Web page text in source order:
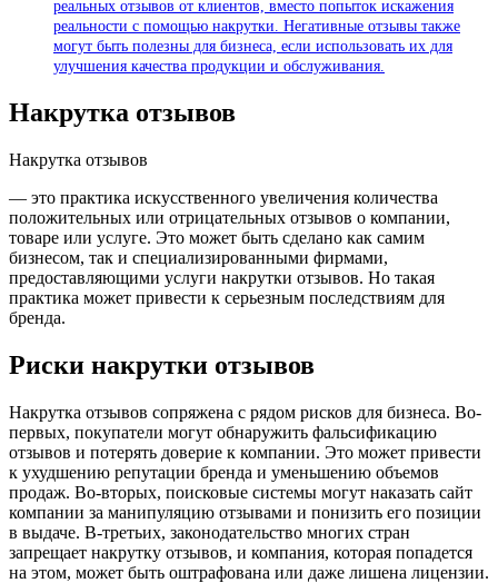
реальных отзывов от клиентов, вместо попыток искажения
реальности с помощью накрутки. Негативные отзывы также
могут быть полезны для бизнеса, если использовать их для
улучшения качества продукции и обслуживания.
Накрутка отзывов
Накрутка отзывов
— это практика искусственного увеличения количества
положительных или отрицательных отзывов о компании,
товаре или услуге. Это может быть сделано как самим
бизнесом, так и специализированными фирмами,
предоставляющими услуги накрутки отзывов. Но такая
практика может привести к серьезным последствиям для
бренда.
Риски накрутки отзывов
Накрутка отзывов сопряжена с рядом рисков для бизнеса. Во-
первых, покупатели могут обнаружить фальсификацию
отзывов и потерять доверие к компании. Это может привести
к ухудшению репутации бренда и уменьшению объемов
продаж. Во-вторых, поисковые системы могут наказать сайт
компании за манипуляцию отзывами и понизить его позиции
в выдаче. В-третьих, законодательство многих стран
запрещает накрутку отзывов, и компания, которая попадется
на этом, может быть оштрафована или даже лишена лицензии.